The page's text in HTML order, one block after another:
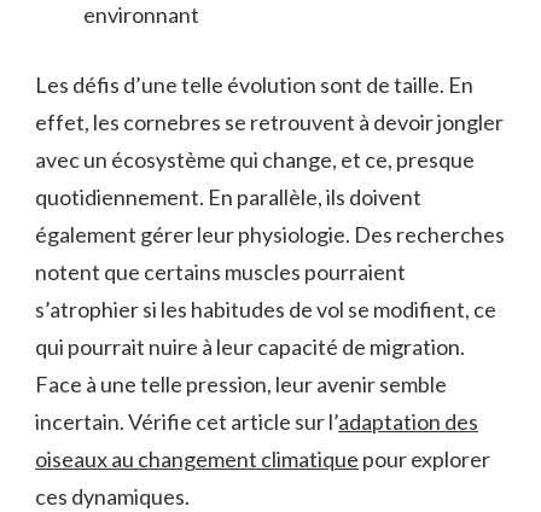
environnant
Les défis d’une telle évolution sont de taille. En
effet, les cornebres se retrouvent à devoir jongler
avec un écosystème qui change, et ce, presque
quotidiennement. En parallèle, ils doivent
également gérer leur physiologie. Des recherches
notent que certains muscles pourraient
s’atrophier si les habitudes de vol se modifient, ce
qui pourrait nuire à leur capacité de migration.
Face à une telle pression, leur avenir semble
incertain. Vérifie cet article sur l’adaptation des
oiseaux au changement climatique pour explorer
ces dynamiques.